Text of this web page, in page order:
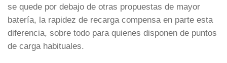
se quede por debajo de otras propuestas de mayor
batería, la rapidez de recarga compensa en parte esta
diferencia, sobre todo para quienes disponen de puntos
de carga habituales.